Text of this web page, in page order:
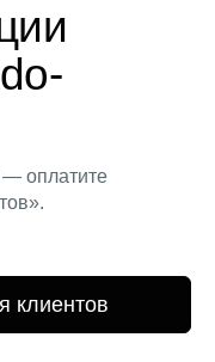
— оплатите
клиентов